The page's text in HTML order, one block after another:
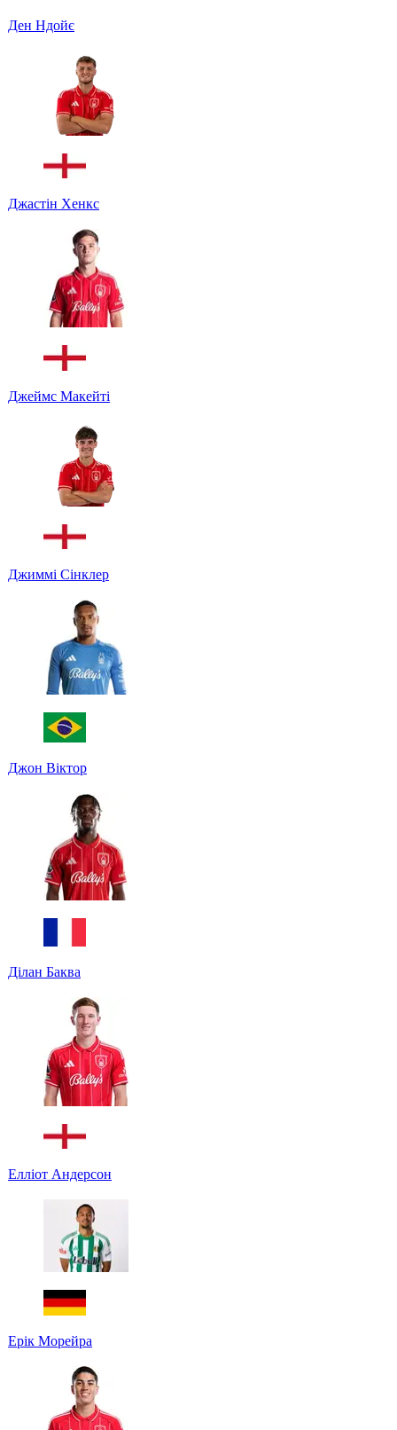
Ден Ндойє
Джастін Хенкс
Джеймс Макейті
Джиммі Сінклер
Джон Віктор
Ділан Баква
Елліот Андерсон
Ерік Морейра